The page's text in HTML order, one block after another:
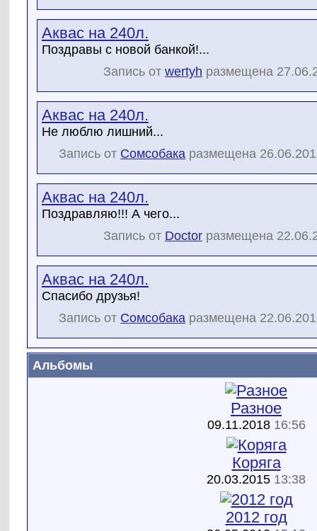
Аквас на 240л.
Поздравы с новой банкой!...
Запись от wertyh размещена
Аквас на 240л.
Не люблю лишний...
Запись от Сомсобака размещена
Аквас на 240л.
Поздравляю!!! А чего...
Запись от Doctor размещена
Аквас на 240л.
Cпасибо друзья!
Запись от Сомсобака размещена
Альбомы
Разное
09.11.2018 16:56
Коряга
20.03.2015 13:38
2012 год